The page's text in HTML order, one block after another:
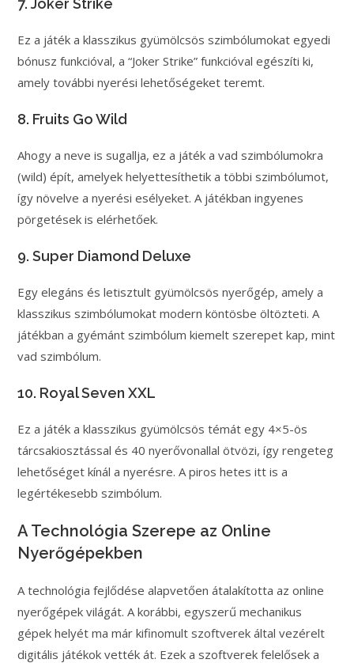
7. Joker Strike
Ez a játék a klasszikus gyümölcsös szimbólumokat egyedi
bónusz funkcióval, a “Joker Strike” funkcióval egészíti ki,
amely további nyerési lehetőségeket teremt.
8. Fruits Go Wild
Ahogy a neve is sugallja, ez a játék a vad szimbólumokra
(wild) épít, amelyek helyettesíthetik a többi szimbólumot,
így növelve a nyerési esélyeket. A játékban ingyenes
pörgetések is elérhetőek.
9. Super Diamond Deluxe
Egy elegáns és letisztult gyümölcsös nyerőgép, amely a
klasszikus szimbólumokat modern köntösbe öltözteti. A
játékban a gyémánt szimbólum kiemelt szerepet kap, mint
vad szimbólum.
10. Royal Seven XXL
Ez a játék a klasszikus gyümölcsös témát egy 4×5-ös
tárcsakiosztással és 40 nyerővonallal ötvözi, így rengeteg
lehetőséget kínál a nyerésre. A piros hetes itt is a
legértékesebb szimbólum.
A Technológia Szerepe az Online
Nyerőgépekben
A technológia fejlődése alapvetően átalakította az online
nyerőgépek világát. A korábbi, egyszerű mechanikus
gépek helyét ma már kifinomult szoftverek által vezérelt
digitális játékok vették át. Ezek a szoftverek felelősek a